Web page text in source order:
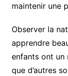
maintenir une
Observer la
apprendre
enfants ont un
que d’autres